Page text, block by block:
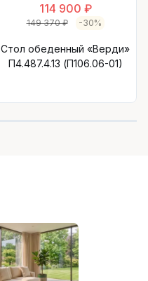
114 900 ₽
149 370 ₽ -30%
Стол обеденный «Верди»
П4.487.4.13 (П106.06-01)